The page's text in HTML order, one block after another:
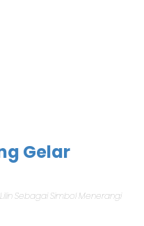
Gelar
Sebagai Simbol Menerangi